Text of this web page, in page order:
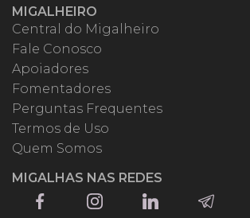
MIGALHEIRO
Central do Migalheiro
Fale Conosco
Apoiadores
Fomentadores
Perguntas Frequentes
Termos de Uso
Quem Somos
MIGALHAS NAS REDES